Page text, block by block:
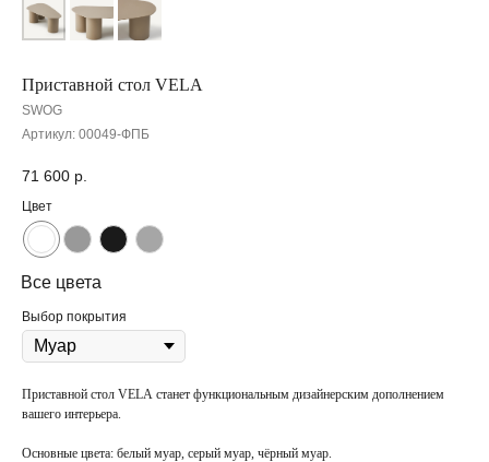
Приставной стол VELA
SWOG
Артикул: 00049-ФПБ
71 600 р.
Цвет
Все цвета
Выбор покрытия
Приставной стол VELA станет функциональным дизайнерским дополнением
вашего интерьера.
Основные цвета: белый муар, серый муар, чёрный муар.